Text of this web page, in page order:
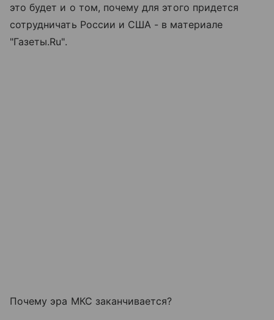
это будет и о том, почему для этого придется
сотрудничать России и США - в материале
"Газеты.Ru".
Почему эра МКС заканчивается?